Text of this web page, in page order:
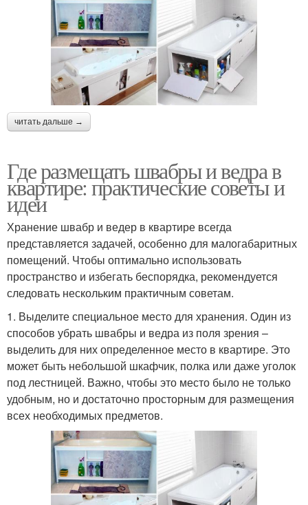
читать дальше →
Где размещать швабры и ведра в
квартире: практические советы и
идеи
Хранение швабр и ведер в квартире всегда
представляется задачей, особенно для малогабаритных
помещений. Чтобы оптимально использовать
пространство и избегать беспорядка, рекомендуется
следовать нескольким практичным советам.
1. Выделите специальное место для хранения. Один из
способов убрать швабры и ведра из поля зрения –
выделить для них определенное место в квартире. Это
может быть небольшой шкафчик, полка или даже уголок
под лестницей. Важно, чтобы это место было не только
удобным, но и достаточно просторным для размещения
всех необходимых предметов.